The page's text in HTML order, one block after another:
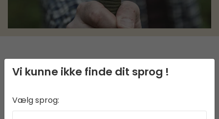
BESKRIVELSE
Hawkweed Håndskovl er et uundværligt
redskab for friluftsentusiaster. Med et holdbart
Vi kunne ikke finde dit sprog !
Vælg sprog: